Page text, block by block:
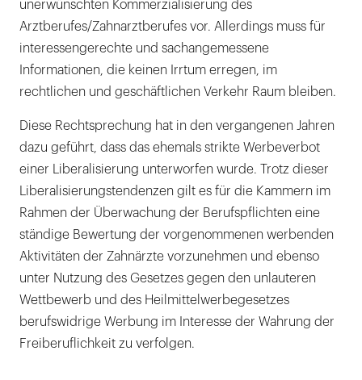
unerwünschten Kommerzialisierung des
Arztberufes/Zahnarztberufes vor. Allerdings muss für
interessengerechte und sachangemessene
Informationen, die keinen Irrtum erregen, im
rechtlichen und geschäftlichen Verkehr Raum bleiben.
Diese Rechtsprechung hat in den vergangenen Jahren
dazu geführt, dass das ehemals strikte Werbeverbot
einer Liberalisierung unterworfen wurde. Trotz dieser
Liberalisierungstendenzen gilt es für die Kammern im
Rahmen der Überwachung der Berufspflichten eine
ständige Bewertung der vorgenommenen werbenden
Aktivitäten der Zahnärzte vorzunehmen und ebenso
unter Nutzung des Gesetzes gegen den unlauteren
Wettbewerb und des Heilmittelwerbegesetzes
berufswidrige Werbung im Interesse der Wahrung der
Freiberuflichkeit zu verfolgen.